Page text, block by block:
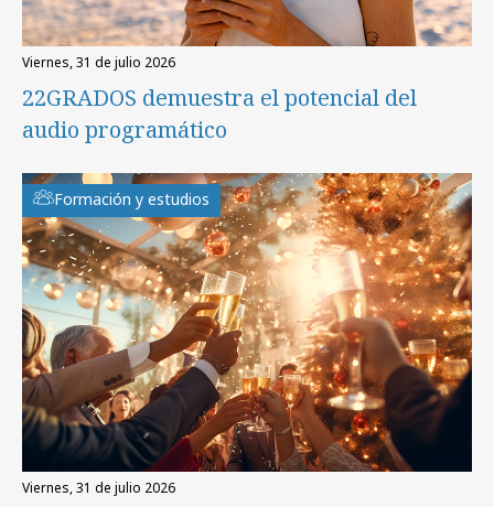
viernes, 31 de julio 2026
22GRADOS demuestra el potencial del
audio programático
Formación y estudios
viernes, 31 de julio 2026